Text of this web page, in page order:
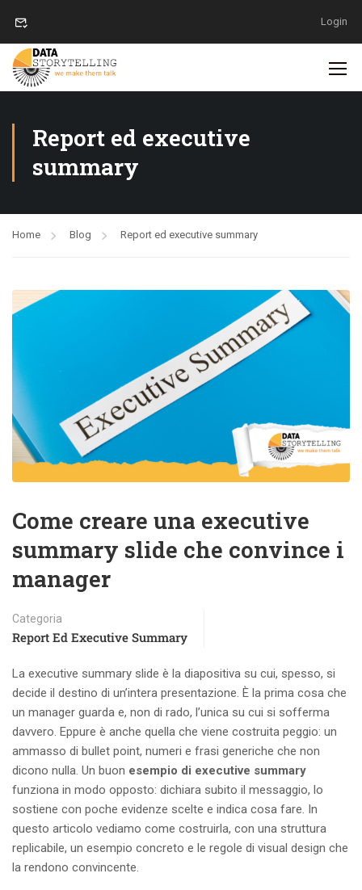
Login
Report ed executive
summary
Home Blog Report ed executive summary
Come creare una executive
summary slide che convince i
manager
Categoria
Report Ed Executive Summary
La executive summary slide è la diapositiva su cui, spesso, si
decide il destino di un’intera presentazione. È la prima cosa che
un manager guarda e, non di rado, l’unica su cui si sofferma
davvero. Eppure è anche quella che viene costruita peggio: un
ammasso di bullet point, numeri e frasi generiche che non
dicono nulla. Un buon esempio di executive summary
funziona in modo opposto: dichiara subito il messaggio, lo
sostiene con poche evidenze scelte e indica cosa fare. In
questo articolo vediamo come costruirla, con una struttura
replicabile, un esempio concreto e le regole di visual design che
la rendono convincente.